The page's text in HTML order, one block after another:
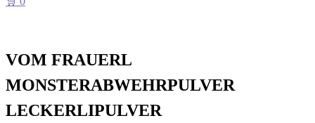
VOM FRAUERL
MONSTERABWEHRPULVER
LECKERLIPULVER